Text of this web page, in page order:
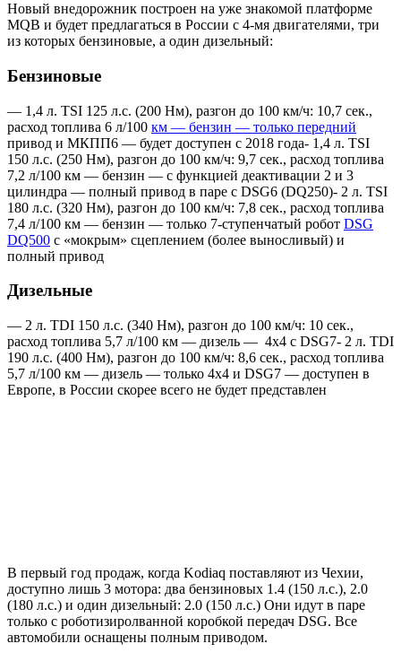
Новый внедорожник построен на уже знакомой платформе
MQB и будет предлагаться в России с 4-мя двигателями, три
из которых бензиновые, а один дизельный:
Бензиновые
— 1,4 л. TSI 125 л.с. (200 Нм), разгон до 100 км/ч: 10,7 сек.,
расход топлива 6 л/100 км — бензин — только передний
привод и МКПП6 — будет доступен с 2018 года- 1,4 л. TSI
150 л.с. (250 Нм), разгон до 100 км/ч: 9,7 сек., расход топлива
7,2 л/100 км — бензин — с функцией деактивации 2 и 3
цилиндра — полный привод в паре с DSG6 (DQ250)- 2 л. TSI
180 л.с. (320 Нм), разгон до 100 км/ч: 7,8 сек., расход топлива
7,4 л/100 км — бензин — только 7-ступенчатый робот DSG
DQ500 с «мокрым» сцеплением (более выносливый) и
полный привод
Дизельные
— 2 л. TDI 150 л.с. (340 Нм), разгон до 100 км/ч: 10 сек.,
расход топлива 5,7 л/100 км — дизель — 4х4 с DSG7- 2 л. TDI
190 л.с. (400 Нм), разгон до 100 км/ч: 8,6 сек., расход топлива
5,7 л/100 км — дизель — только 4х4 и DSG7 — доступен в
Европе, в России скорее всего не будет представлен
В первый год продаж, когда Kodiaq поставляют из Чехии,
доступно лишь 3 мотора: два бензиновых 1.4 (150 л.с.), 2.0
(180 л.с.) и один дизельный: 2.0 (150 л.с.) Они идут в паре
только с роботизиролванной коробкой передач DSG. Все
автомобили оснащены полным приводом.